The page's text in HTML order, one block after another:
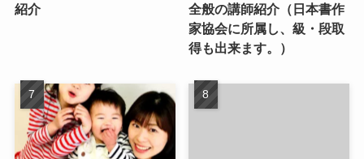
紹介
全般の講師紹介（日本書作
家協会に所属し、級・段取
得も出来ます。）